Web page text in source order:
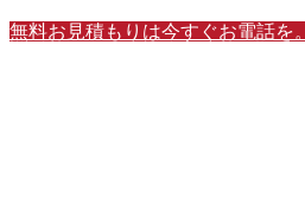
無料お見積もりは今すぐお電話を。